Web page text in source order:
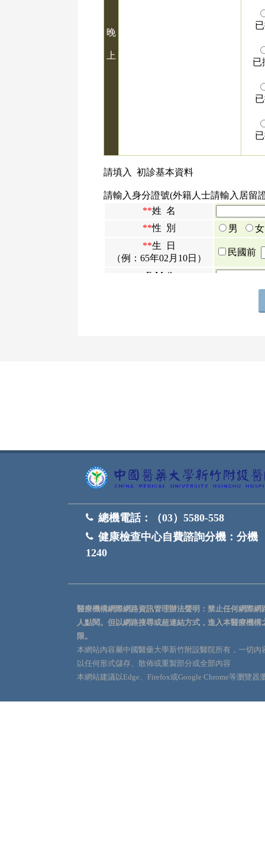
總機電話：
（03）5580-558
健康檢查中心自費諮詢分機： 分機
1240
醫療機構網際網路資訊管理辦法聲明：禁止任何網際
人點閱。但以網路搜尋或超連結方式，進入本醫療機
限。
本網站內容屬中國醫藥大學新竹附設醫院所有，一切
以任何形式儲存、散佈或重製部分或全部內容
本網站建議以Edge、Firefox或Google Chrome等瀏覽器